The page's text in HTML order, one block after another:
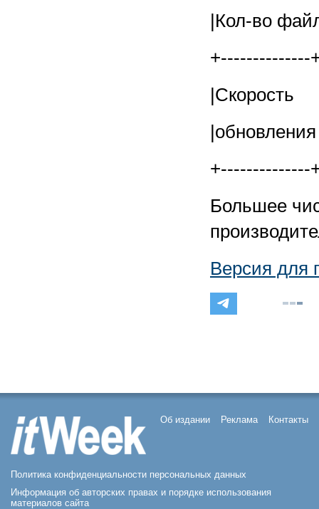
|Кол-
+--------------
+--------------
Большее
Версия для
Об издании Реклама Контакты
Политика конфиденциальности персональных данных
Информация об авторских правах и порядке использования
материалов сайта